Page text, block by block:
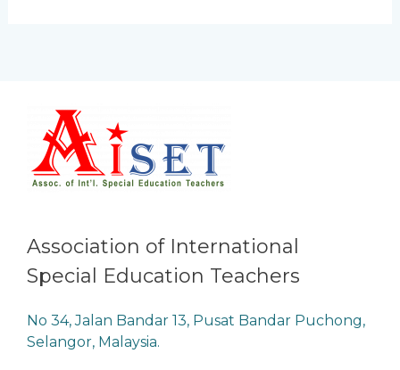
Association of International
Special Education Teachers
No 34, Jalan Bandar 13, Pusat Bandar Puchong,
Selangor, Malaysia.